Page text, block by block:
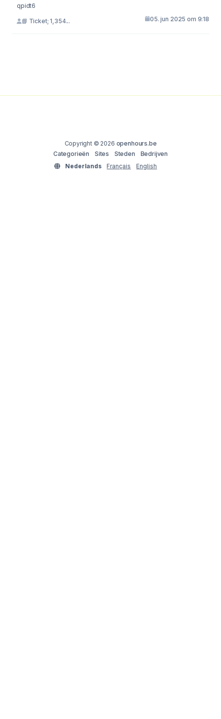
qpidt6
📘 Ticket; 1,354... 05. jun 2025 om 9:18
Copyright © 2026 openhours.be
Categorieën
Sites Steden
Bedrijven
Nederlands
Français English